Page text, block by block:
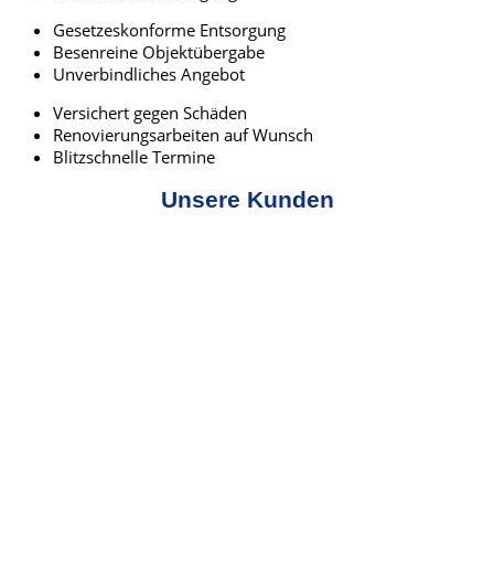
Gesetzeskonforme Entsorgung
Besenreine Objektübergabe
Unverbindliches Angebot
Versichert gegen Schäden
Renovierungsarbeiten auf Wunsch
Blitzschnelle Termine
Unsere Kunden